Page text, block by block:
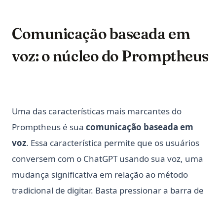
Comunicação baseada em
voz: o núcleo do Promptheus
Uma das características mais marcantes do
Promptheus é sua comunicação baseada em
voz. Essa característica permite que os usuários
conversem com o ChatGPT usando sua voz, uma
mudança significativa em relação ao método
tradicional de digitar. Basta pressionar a barra de